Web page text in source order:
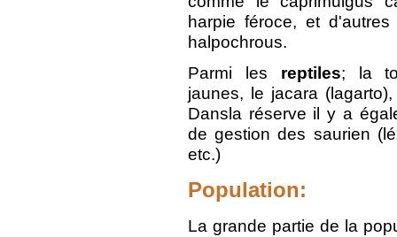
harpie féroce, et
halpochrous.
Parmi les reptiles; la
jaunes, le jacara
Dansla réserve il y a
de gestion des saurien
etc.)
Population:
La grande partie de la